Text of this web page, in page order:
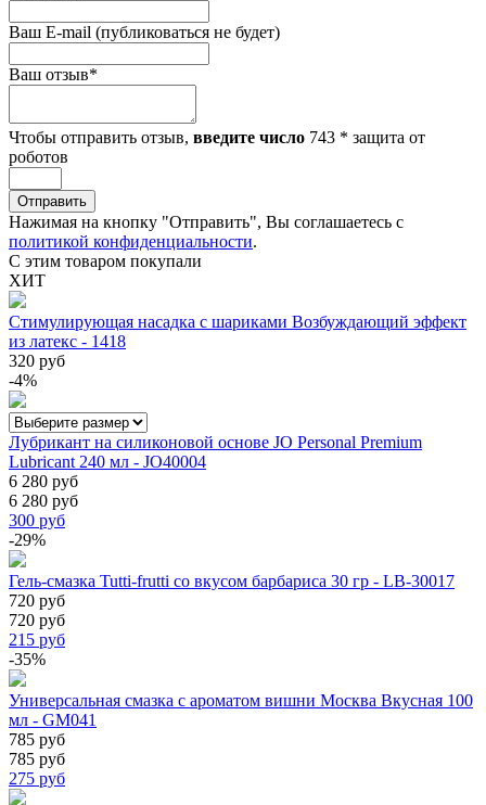
Ваш E-mail (публиковаться не будет)
Ваш отзыв*
Чтобы отправить отзыв, введите число 743 * защита от
роботов
Отправить
Нажимая на кнопку "Отправить", Вы соглашаетесь с
политикой конфиденциальности.
С этим товаром покупали
ХИТ
Стимулирующая насадка с шариками Возбуждающий эффект
из латекс - 1418
320 руб
-4%
Лубрикант на силиконовой основе JO Personal Premium
Lubricant 240 мл - JO40004
6 280 руб
6 280 руб
300 руб
-29%
Гель-смазка Tutti-frutti со вкусом барбариса 30 гр - LB-30017
720 руб
720 руб
215 руб
-35%
Универсальная смазка с ароматом вишни Москва Вкусная 100
мл - GM041
785 руб
785 руб
275 руб